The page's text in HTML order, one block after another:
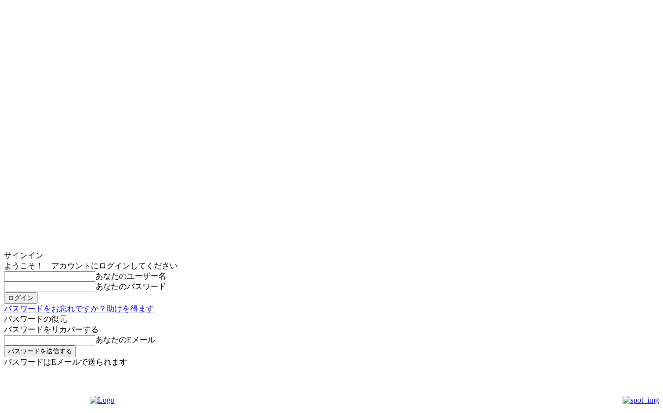
サインイン
ようこそ！ アカウントにログインしてください
あなたのユーザー名
あなたのパスワード
パスワードをお忘れですか？助けを得ます
パスワードの復元
パスワードをリカバーする
あなたのEメール
パスワードはEメールで送られます